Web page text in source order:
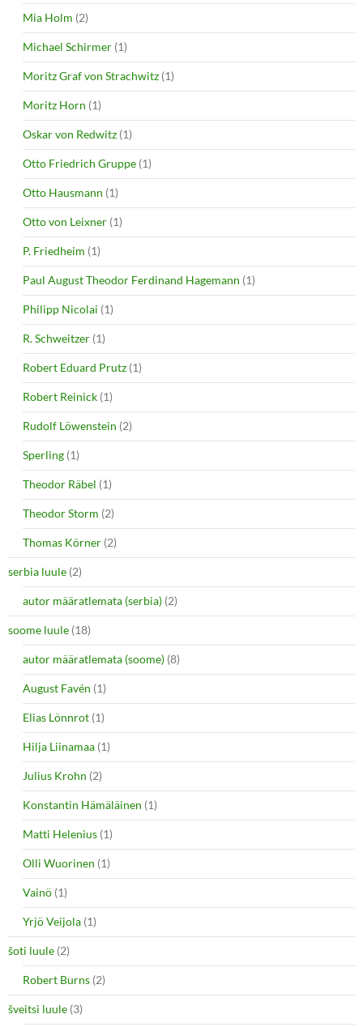
Mia Holm (2)
Michael Schirmer (1)
Moritz Graf von Strachwitz (1)
Moritz Horn (1)
Oskar von Redwitz (1)
Otto Friedrich Gruppe (1)
Otto Hausmann (1)
Otto von Leixner (1)
P. Friedheim (1)
Paul August Theodor Ferdinand Hagemann (1)
Philipp Nicolai (1)
R. Schweitzer (1)
Robert Eduard Prutz (1)
Robert Reinick (1)
Rudolf Löwenstein (2)
Sperling (1)
Theodor Räbel (1)
Theodor Storm (2)
Thomas Körner (2)
serbia luule (2)
autor määratlemata (serbia) (2)
soome luule (18)
autor määratlemata (soome) (8)
August Favén (1)
Elias Lönnrot (1)
Hilja Liinamaa (1)
Julius Krohn (2)
Konstantin Hämäläinen (1)
Matti Helenius (1)
Olli Wuorinen (1)
Vainö (1)
Yrjö Veijola (1)
šoti luule (2)
Robert Burns (2)
šveitsi luule (3)